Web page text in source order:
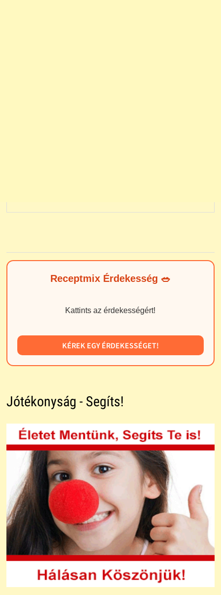
Receptmix Érdekesség 🥗
Kattints az érdekességért!
KÉREK EGY ÉRDEKESSÉGET!
Jótékonyság - Segíts!